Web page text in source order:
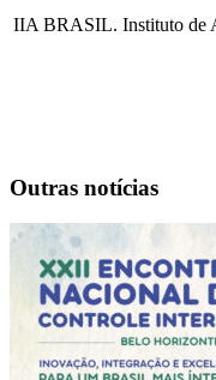
IIA BRASIL. Instituto de
Outras notícias